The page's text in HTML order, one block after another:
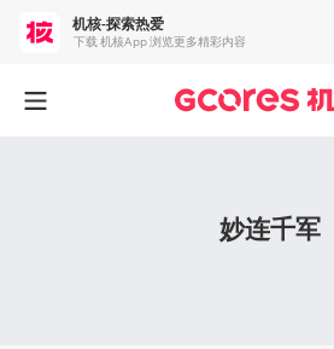
妙连千军
机核-探索热爱
下载 机核App 浏览更多精彩内容